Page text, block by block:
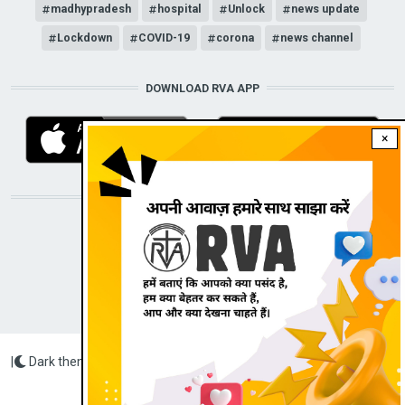
×
madhypradesh hospital Unlock news update
Lockdown COVID-19 corona news channel
DOWNLOAD RVA APP
STAY CONNECTED WITH US!
Radio Veritas Asia © 2022
Dark theme